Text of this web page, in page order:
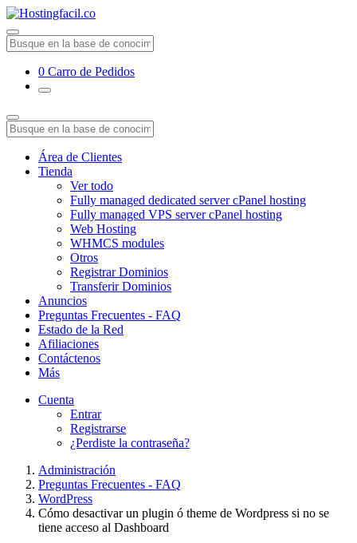
0 Carro de Pedidos
Área de Clientes
Tienda
Ver todo
Fully managed dedicated server cPanel hosting
Fully managed VPS server cPanel hosting
Web Hosting
WHMCS modules
Otros
Registrar Dominios
Transferir Dominios
Anuncios
Preguntas Frecuentes - FAQ
Estado de la Red
Afiliaciones
Contáctenos
Más
Cuenta
Entrar
Registrarse
¿Perdiste la contraseña?
Administración
Preguntas Frecuentes - FAQ
WordPress
Cómo desactivar un plugin ó theme de Wordpress si no se
tiene acceso al Dashboard